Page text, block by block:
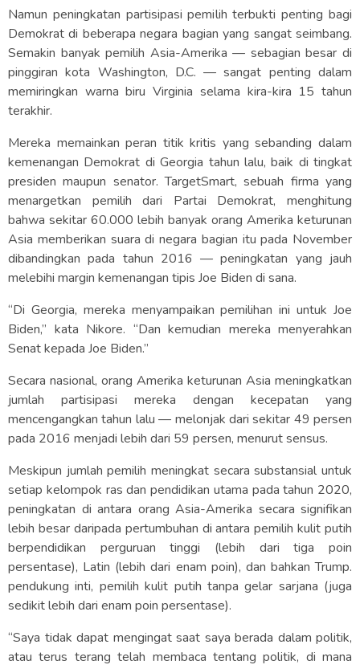
Namun peningkatan partisipasi pemilih terbukti penting bagi
Demokrat di beberapa negara bagian yang sangat seimbang.
Semakin banyak pemilih Asia-Amerika — sebagian besar di
pinggiran kota Washington, D.C. — sangat penting dalam
memiringkan warna biru Virginia selama kira-kira 15 tahun
terakhir.
Mereka memainkan peran titik kritis yang sebanding dalam
kemenangan Demokrat di Georgia tahun lalu, baik di tingkat
presiden maupun senator. TargetSmart, sebuah firma yang
menargetkan pemilih dari Partai Demokrat, menghitung
bahwa sekitar 60.000 lebih banyak orang Amerika keturunan
Asia memberikan suara di negara bagian itu pada November
dibandingkan pada tahun 2016 — peningkatan yang jauh
melebihi margin kemenangan tipis Joe Biden di sana.
“Di Georgia, mereka menyampaikan pemilihan ini untuk Joe
Biden,” kata Nikore. “Dan kemudian mereka menyerahkan
Senat kepada Joe Biden.”
Secara nasional, orang Amerika keturunan Asia meningkatkan
jumlah partisipasi mereka dengan kecepatan yang
mencengangkan tahun lalu — melonjak dari sekitar 49 persen
pada 2016 menjadi lebih dari 59 persen, menurut sensus.
Meskipun jumlah pemilih meningkat secara substansial untuk
setiap kelompok ras dan pendidikan utama pada tahun 2020,
peningkatan di antara orang Asia-Amerika secara signifikan
lebih besar daripada pertumbuhan di antara pemilih kulit putih
berpendidikan perguruan tinggi (lebih dari tiga poin
persentase), Latin (lebih dari enam poin), dan bahkan Trump.
pendukung inti, pemilih kulit putih tanpa gelar sarjana (juga
sedikit lebih dari enam poin persentase).
“Saya tidak dapat mengingat saat saya berada dalam politik,
atau terus terang telah membaca tentang politik, di mana